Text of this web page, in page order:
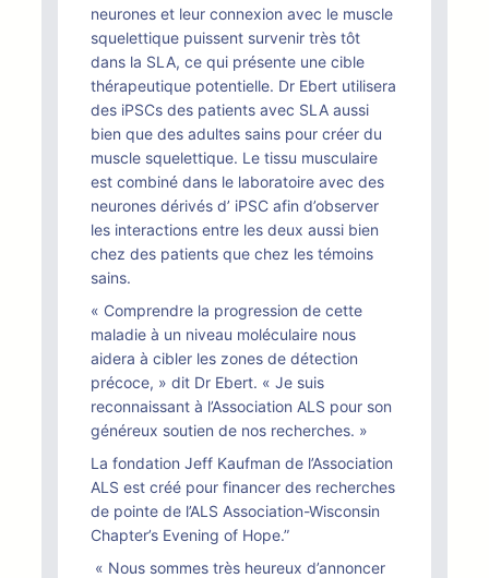
neurones et leur connexion avec le muscle
squelettique puissent survenir très tôt
dans la SLA, ce qui présente une cible
thérapeutique potentielle. Dr Ebert utilisera
des iPSCs des patients avec SLA aussi
bien que des adultes sains pour créer du
muscle squelettique. Le tissu musculaire
est combiné dans le laboratoire avec des
neurones dérivés d’ iPSC afin d’observer
les interactions entre les deux aussi bien
chez des patients que chez les témoins
sains.
« Comprendre la progression de cette
maladie à un niveau moléculaire nous
aidera à cibler les zones de détection
précoce, » dit Dr Ebert. « Je suis
reconnaissant à l’Association ALS pour son
généreux soutien de nos recherches. »
La fondation Jeff Kaufman de l’Association
ALS est créé pour financer des recherches
de pointe de l’ALS Association-Wisconsin
Chapter’s Evening of Hope.”
« Nous sommes très heureux d’annoncer